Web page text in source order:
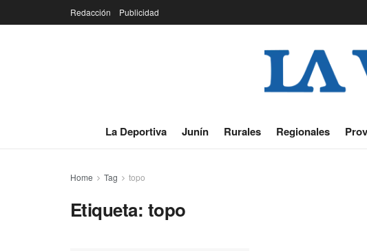
Redacción Publicidad
La Deportiva Junín Rurales Regionales
Home Tag topo
Etiqueta: topo